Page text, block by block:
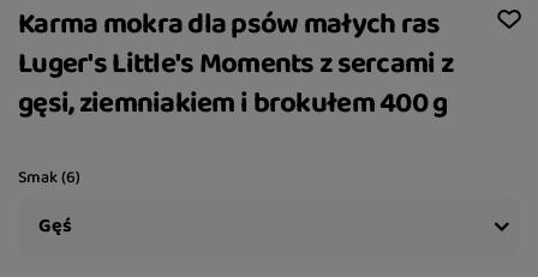
Karma mokra dla psów małych ras
Luger's Little's Moments z sercami z
gęsi, ziemniakiem i brokułem 400 g
Smak (6)
Gęś